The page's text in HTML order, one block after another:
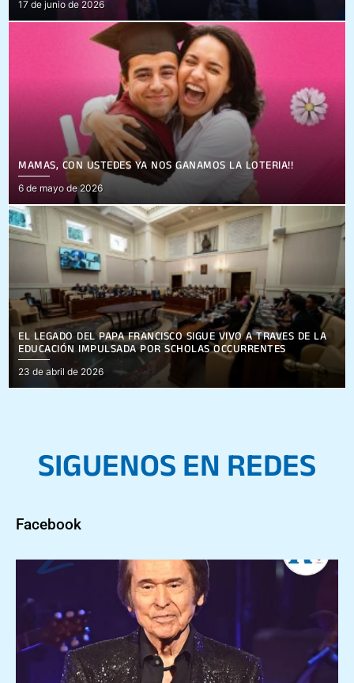
Posted
on
17 de junio de 2026
MAMÁS, CON USTEDES YA NOS GANAMOS LA LOTERÍA!!
Posted
on
6 de mayo de 2026
EL LEGADO DEL PAPA FRANCISCO SIGUE VIVO A TRAVÉS DE LA
EDUCACIÓN IMPULSADA POR SCHOLAS OCCURRENTES
Posted
on
23 de abril de 2026
SIGUENOS EN REDES
Facebook